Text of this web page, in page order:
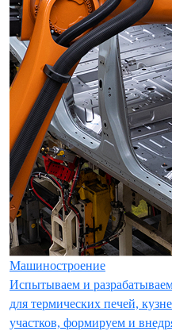
Машиностроение
Испытываем и
для термических печей,
участков, формируем и